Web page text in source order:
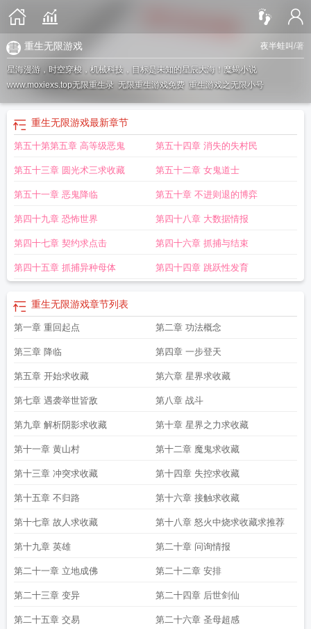
夜半蛙叫 /著
重生无限游戏
星海漫游，时空穿梭，机械科技，目标是未知的星辰大海！魔蝎小说
www.moxiexs.top无限重生录 无限重生游戏免费 重生游戏之无限小号
重生无限游戏最新章节
第五十第第五章 高等级恶鬼 第五十四章 消失的失村民
第五十三章 圆光术三求收藏 第五十二章 女鬼道士
第五十一章 恶鬼降临 第五十章 不进则退的博弈
第四十九章 恐怖世界 第四十八章 大数据情报
第四十七章 契约求点击 第四十六章 抓捕与结束
第四十五章 抓捕异种母体 第四十四章 跳跃性发育
重生无限游戏章节列表
第一章 重回起点 第二章 功法概念
第三章 降临 第四章 一步登天
第五章 开始求收藏 第六章 星界求收藏
第七章 遇袭举世皆敌 第八章 战斗
第九章 解析阴影求收藏 第十章 星界之力求收藏
第十一章 黄山村 第十二章 魔鬼求收藏
第十三章 冲突求收藏 第十四章 失控求收藏
第十五章 不归路 第十六章 接触求收藏
第十七章 故人求收藏 第十八章 怒火中烧求收藏求推荐
第十九章 英雄 第二十章 问询情报
第二十一章 立地成佛 第二十二章 安排
第二十三章 变异 第二十四章 后世剑仙
第二十五章 交易 第二十六章 圣母超感